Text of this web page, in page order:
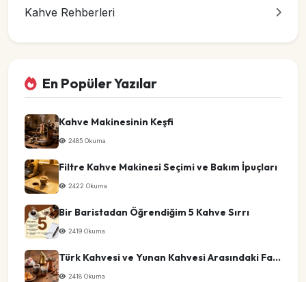
Kahve Rehberleri
En Popüler Yazılar
Kahve Makinesinin Keşfi
2485 Okuma
Filtre Kahve Makinesi Seçimi ve Bakım İpuçları
2422 Okuma
Bir Baristadan Öğrendiğim 5 Kahve Sırrı
2419 Okuma
Türk Kahvesi ve Yunan Kahvesi Arasındaki Farklar
2418 Okuma